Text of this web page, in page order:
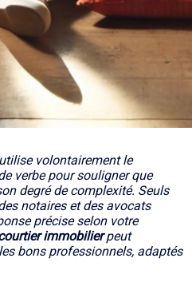
volontairement le
verbe pour souligner que
degré de complexité. Seuls
notaires et des avocats
précise selon votre
immobilierpeut
bons professionnels, adaptés